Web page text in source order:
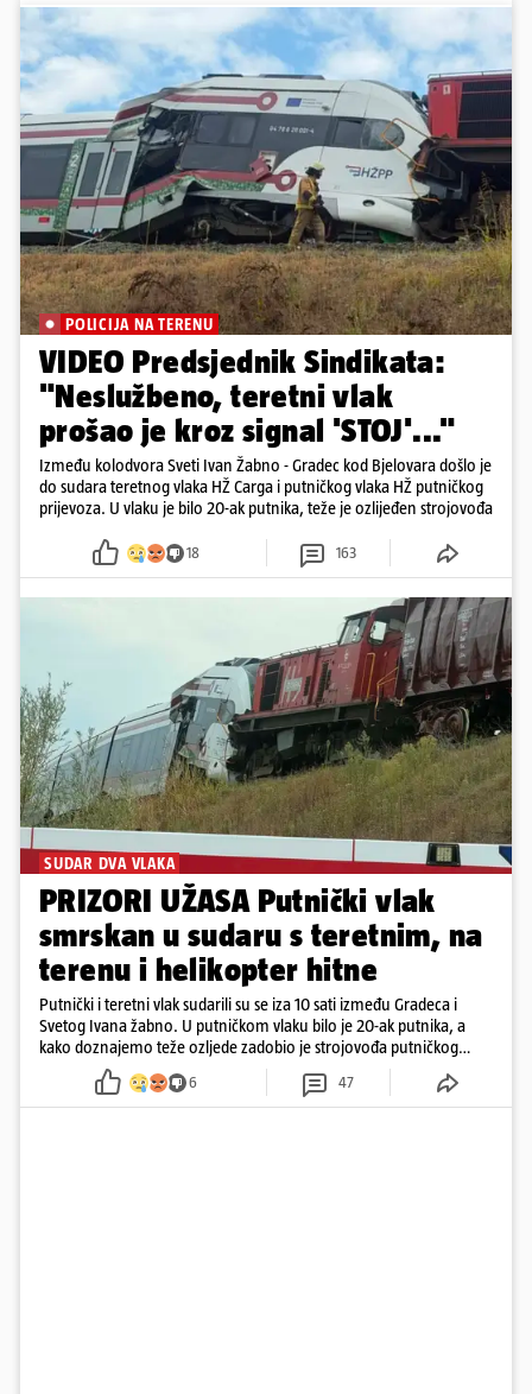
POLICIJA NA TERENU
VIDEO Predsjednik Sindikata:
"Neslužbeno, teretni vlak
prošao je kroz signal 'STOJ'..."
Između kolodvora Sveti Ivan Žabno - Gradec kod Bjelovara došlo je
do sudara teretnog vlaka HŽ Carga i putničkog vlaka HŽ putničkog
prijevoza. U vlaku je bilo 20-ak putnika, teže je ozlijeđen strojovođa
18 163
SUDAR DVA VLAKA
PRIZORI UŽASA Putnički vlak
smrskan u sudaru s teretnim, na
terenu i helikopter hitne
Putnički i teretni vlak sudarili su se iza 10 sati između Gradeca i
Svetog Ivana žabno. U putničkom vlaku bilo je 20-ak putnika, a
kako doznajemo teže ozljede zadobio je strojovođa putničkog
vlaka. Zatvoren je promet, a fotoreporteri Prigorskog objavili su
prve snimke s mjesta sudara
6 47